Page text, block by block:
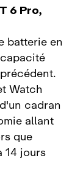
6 Pro,
batterie en
Watch
cadran
allant
que
14 jours